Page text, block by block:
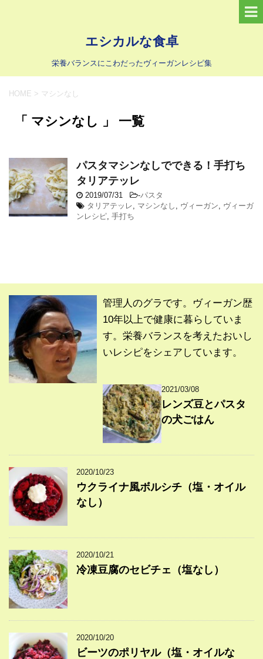
エシカルな食卓
栄養バランスにこわだったヴィーガンレシピ集
HOME > マシンなし
「 マシンなし 」 一覧
パスタマシンなしでできる！手打ち
タリアテッレ
2019/07/31 -パスタ
タリアテッレ
マシンなし ヴィーガン
ヴィーガ
ンレシピ 手打ち
管理人のグラです。ヴィーガン歴
10年以上で健康に暮らしていま
す。栄養バランスを考えたおいし
いレシピをシェアしています。
2021/03/08
レンズ豆とパスタ
の犬ごはん
2020/10/23
ウクライナ風ボルシチ（塩・オイル
なし）
2020/10/21
冷凍豆腐のセビチェ（塩なし）
2020/10/20
ビーツのポリヤル（塩・オイルな